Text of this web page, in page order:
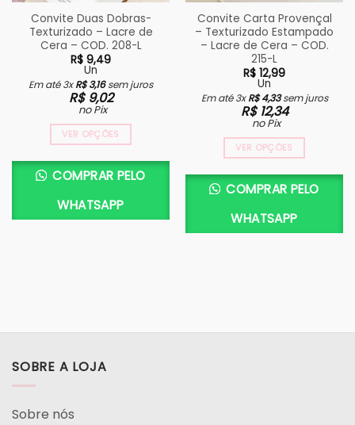
Convite Duas Dobras-
Texturizado – Lacre de
Cera – COD. 208-L
R$ 9,49
Un
Em até 3xR$3,16sem juros
R$9,02
no Pix
VER OPÇÕES
COMPRAR PELO
WHATSAPP
Convite Carta Provençal
– Texturizado Estampado
– Lacre de Cera – COD.
215-L
R$ 12,99
Un
Em até 3xR$4,33sem juros
R$12,34
no Pix
VER OPÇÕES
COMPRAR PELO
WHATSAPP
SOBRE A LOJA
Sobre nós